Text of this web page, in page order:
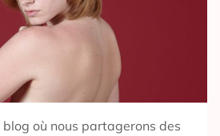
où nous partagerons des